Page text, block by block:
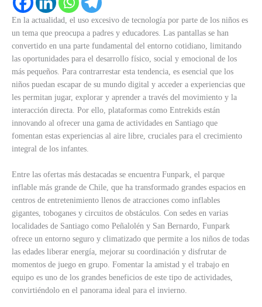
En la actualidad, el uso excesivo de tecnología por parte de los niños es
un tema que preocupa a padres y educadores. Las pantallas se han
convertido en una parte fundamental del entorno cotidiano, limitando
las oportunidades para el desarrollo físico, social y emocional de los
más pequeños. Para contrarrestar esta tendencia, es esencial que los
niños puedan escapar de su mundo digital y acceder a experiencias que
les permitan jugar, explorar y aprender a través del movimiento y la
interacción directa. Por ello, plataformas como Entrekids están
innovando al ofrecer una gama de actividades en Santiago que
fomentan estas experiencias al aire libre, cruciales para el crecimiento
integral de los infantes.
Entre las ofertas más destacadas se encuentra Funpark, el parque
inflable más grande de Chile, que ha transformado grandes espacios en
centros de entretenimiento llenos de atracciones como inflables
gigantes, toboganes y circuitos de obstáculos. Con sedes en varias
localidades de Santiago como Peñalolén y San Bernardo, Funpark
ofrece un entorno seguro y climatizado que permite a los niños de todas
las edades liberar energía, mejorar su coordinación y disfrutar de
momentos de juego en grupo. Fomentar la amistad y el trabajo en
equipo es uno de los grandes beneficios de este tipo de actividades,
convirtiéndolo en el panorama ideal para el invierno.